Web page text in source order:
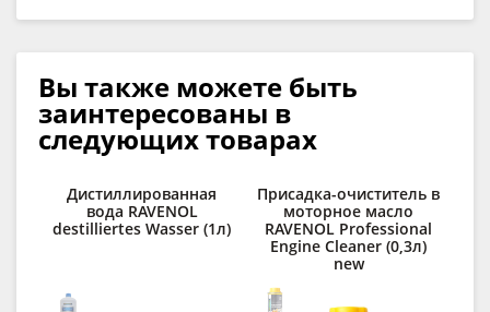
Вы также можете быть
заинтересованы в
следующих товарах
Дистиллированная
вода RAVENOL
destilliertes Wasser (1л)
Присадка-очиститель в
моторное масло
RAVENOL Professional
Engine Cleaner (0,3л)
new